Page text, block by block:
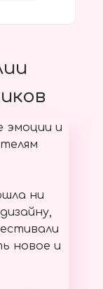
эмоции и
ни
новое и